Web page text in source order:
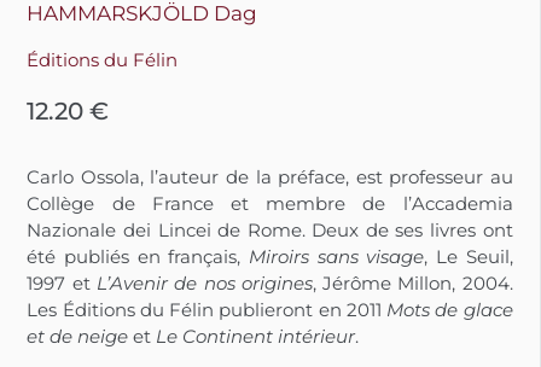
HAMMARSKJÖLD Dag
Éditions du Félin
12.20€
Carlo Ossola, l’auteur de la préface, est professeur au
Collège de France et membre de l’Accademia
Nazionale dei Lincei de Rome. Deux de ses livres ont
été publiés en français, Miroirs sans visage, Le Seuil,
1997 et L’Avenir de nos origines, Jérôme Millon, 2004.
Les Éditions du Félin publieront en 2011 Mots de glace
et de neige et Le Continent intérieur.